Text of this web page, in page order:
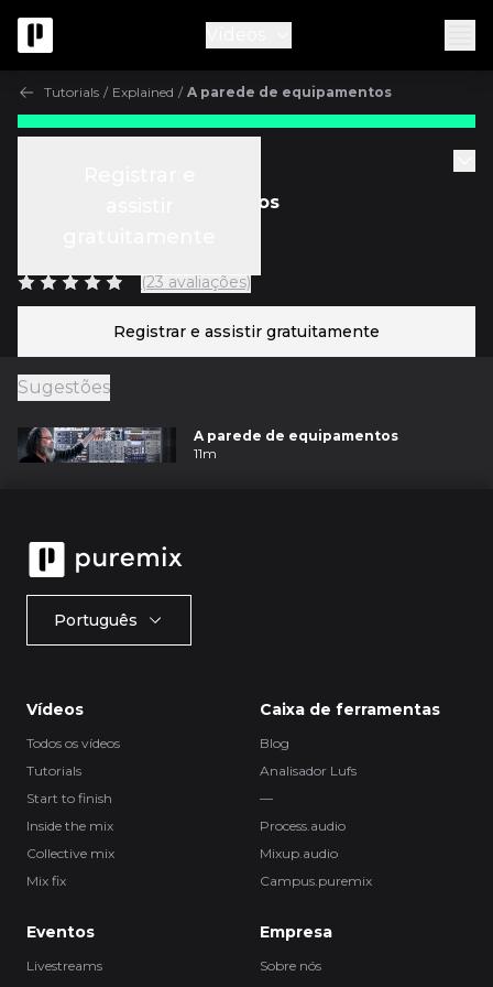
Tutorials / Explained / A parede de equipamentos
A parede de equipamentos
(23 avaliações)
Registrar e assistir gratuitamente
Sugestões
A parede de equipamentos
11m
Português
Vídeos
Todos os vídeos
Tutorials
Start to finish
Inside the mix
Collective mix
Mix fix
Caixa de ferramentas
Blog
Analisador Lufs
—
Process.audio
Mixup.audio
Campus.puremix
Eventos
Livestreams
Empresa
Sobre nós